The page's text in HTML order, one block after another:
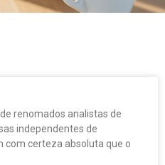
renomados analistas de
independentes de
certeza absoluta que o